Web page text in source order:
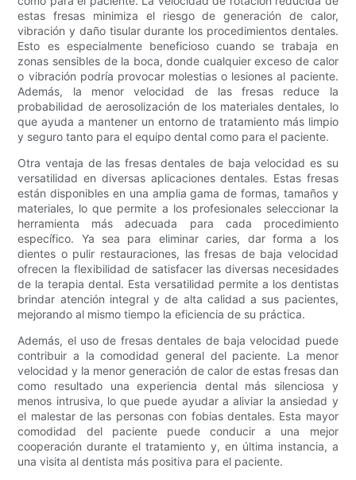
estas fresas minimiza el riesgo de generación de calor,
vibración y daño tisular durante los procedimientos dentales.
Esto es especialmente beneficioso cuando se trabaja en
zonas sensibles de la boca, donde cualquier exceso de calor
o vibración podría provocar molestias o lesiones al paciente.
Además, la menor velocidad de las fresas reduce la
probabilidad de aerosolización de los materiales dentales, lo
que ayuda a mantener un entorno de tratamiento más limpio
y seguro tanto para el equipo dental como para el paciente.
Otra ventaja de las fresas dentales de baja velocidad es su
versatilidad en diversas aplicaciones dentales. Estas fresas
están disponibles en una amplia gama de formas, tamaños y
materiales, lo que permite a los profesionales seleccionar la
herramienta más adecuada para cada procedimiento
específico. Ya sea para eliminar caries, dar forma a los
dientes o pulir restauraciones, las fresas de baja velocidad
ofrecen la flexibilidad de satisfacer las diversas necesidades
de la terapia dental. Esta versatilidad permite a los dentistas
brindar atención integral y de alta calidad a sus pacientes,
mejorando al mismo tiempo la eficiencia de su práctica.
Además, el uso de fresas dentales de baja velocidad puede
contribuir a la comodidad general del paciente. La menor
velocidad y la menor generación de calor de estas fresas dan
como resultado una experiencia dental más silenciosa y
menos intrusiva, lo que puede ayudar a aliviar la ansiedad y
el malestar de las personas con fobias dentales. Esta mayor
comodidad del paciente puede conducir a una mejor
cooperación durante el tratamiento y, en última instancia, a
una visita al dentista más positiva para el paciente.